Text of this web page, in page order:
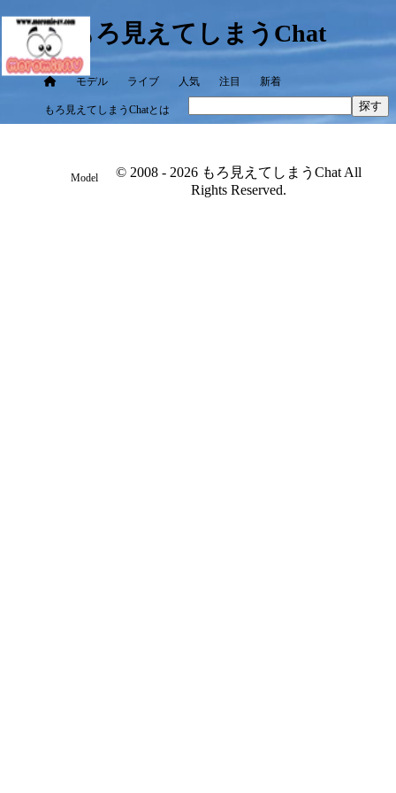
もろ見えてしまうChat
モデル ライブ 人気 注目 新着
もろ見えてしまうChatとは 探す
Model
© 2008 - 2026 もろ見えてしまうChat All
Rights Reserved.